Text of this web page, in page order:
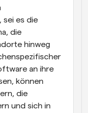
sei es die
die
hinweg
an ihre
können
die
und sich in